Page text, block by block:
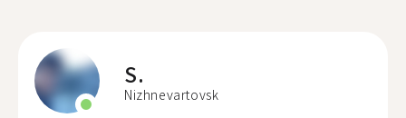
S.
Nizhnevartovsk